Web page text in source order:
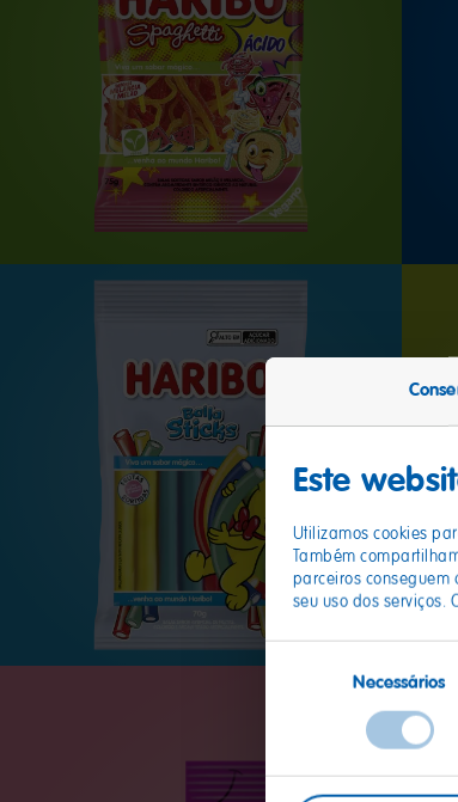
Este
Utilizamos cookies
Também
parceiros conseguem
seu uso dos serviços.
Seleção
consentimento
Necessários